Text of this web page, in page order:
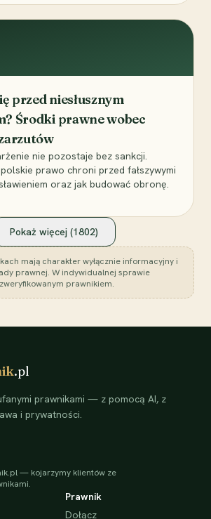
przed niesłusznym
Środki prawne wobec
nie pozostaje bez sankcji.
prawo chroni przed fałszywymi
oraz jak budować obronę.
Pokaż więcej (1802)
mają charakter wyłącznie informacyjny i
prawnej. W indywidualnej sprawie
prawnikiem.
.pl
prawnikami — z pomocą AI, z
i prywatności.
— kojarzymy klientów ze
Prawnik
Dołącz